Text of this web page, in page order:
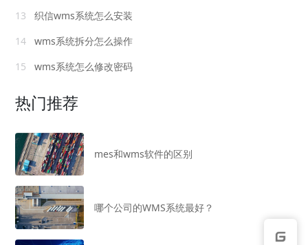
13
织信wms系统怎么安装
14
wms系统拆分怎么操作
15
wms系统怎么修改密码
热门推荐
mes和wms软件的区别
哪个公司的WMS系统最好？